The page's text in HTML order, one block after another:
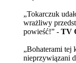
„Tokarczuk
wrażliwy
powieść!” - TV
„Bohaterami tej
nieprzywiązani